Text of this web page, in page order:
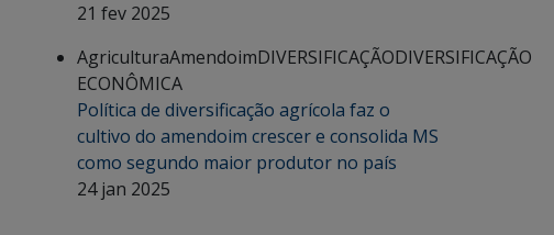
21 fev 2025
AgriculturaAmendoimDIVERSIFICAÇÃODIVERSIFICAÇÃO
ECONÔMICA
Política de diversificação agrícola faz o
cultivo do amendoim crescer e consolida MS
como segundo maior produtor no país
24 jan 2025